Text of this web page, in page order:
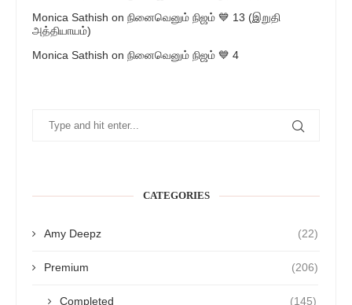
Monica Sathish on நினைவெனும் நிஜம் 💙 13 (இறுதி
அத்தியாயம்)
Monica Sathish on நினைவெனும் நிஜம் 💙 4
CATEGORIES
Amy Deepz (22)
Premium (206)
Completed (145)